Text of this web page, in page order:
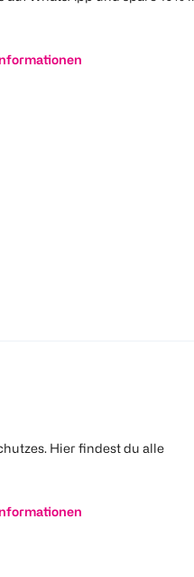
Hier findest du alle